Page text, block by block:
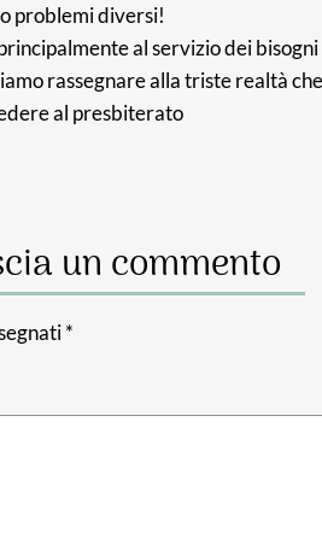
problemi diversi!
al servizio dei
rassegnare alla triste realtà
al presbiterato
un commento
*